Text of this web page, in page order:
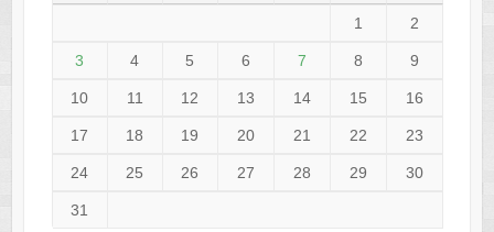
1 2
3 4 5 6 7 8 9
10 11 12 13 14 15 16
17 18 19 20 21 22 23
24 25 26 27 28 29 30
31